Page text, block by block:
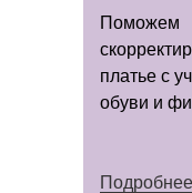
Поможем
платье с
обуви и